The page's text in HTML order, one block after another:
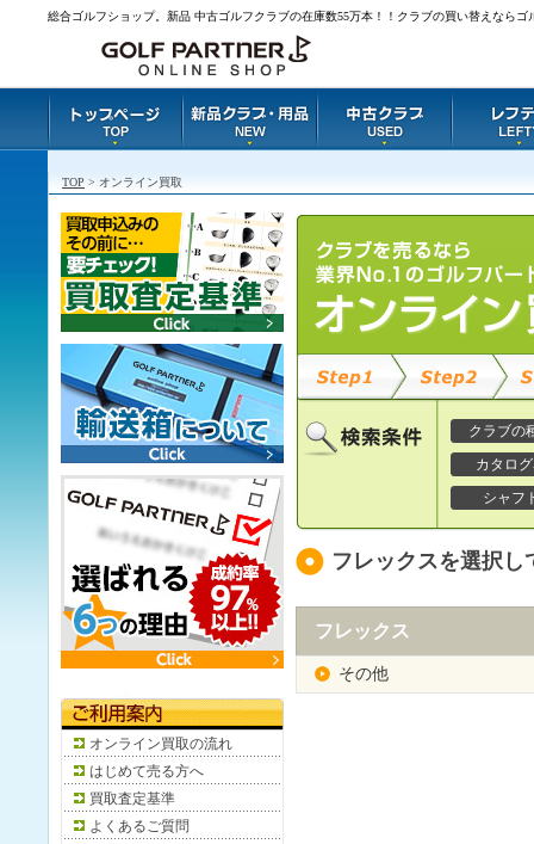
総合ゴルフショップ。新品 中古ゴルフクラブの在庫数55万本！！クラブの買い替えなら
TOP > オンライン買取
クラブの
カタロ
シャフ
フレックスを選択し
フレックス
その他
オンライン買取の流れ
はじめて売る方へ
買取査定基準
よくあるご質問